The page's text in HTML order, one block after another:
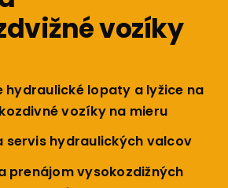
vozíky
hydraulické lopaty a lyžice na
vozíky na mieru
servis hydraulických valcov
prenájom vysokozdižných